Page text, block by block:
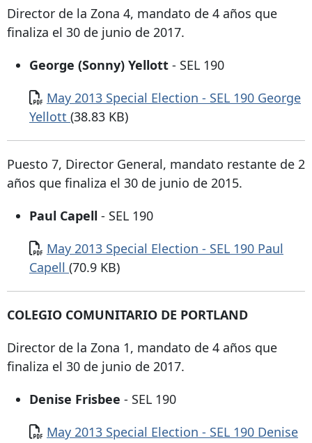
Director de la Zona 4, mandato de 4 años que
finaliza el 30 de junio de 2017.
George (Sonny) Yellott - SEL 190
Documento
May 2013 Special Election - SEL 190 George
Yellott (38.83 KB)
Puesto 7, Director General, mandato restante de 2
años que finaliza el 30 de junio de 2015.
Paul Capell - SEL 190
Documento
May 2013 Special Election - SEL 190 Paul
Capell (70.9 KB)
COLEGIO COMUNITARIO DE PORTLAND
Director de la Zona 1, mandato de 4 años que
finaliza el 30 de junio de 2017.
Denise Frisbee - SEL 190
Documento
May 2013 Special Election - SEL 190 Denise